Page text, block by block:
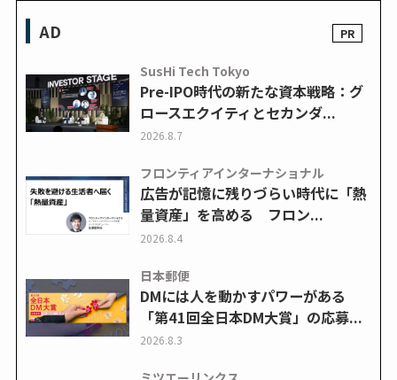
AD
SusHi Tech Tokyo
Pre-IPO時代の新たな資本戦略：グ
ロースエクイティとセカンダ...
2026.8.7
フロンティアインターナショナル
広告が記憶に残りづらい時代に「熱
量資産」を高める フロン...
2026.8.4
日本郵便
DMには人を動かすパワーがある
「第41回全日本DM大賞」の応募...
2026.8.3